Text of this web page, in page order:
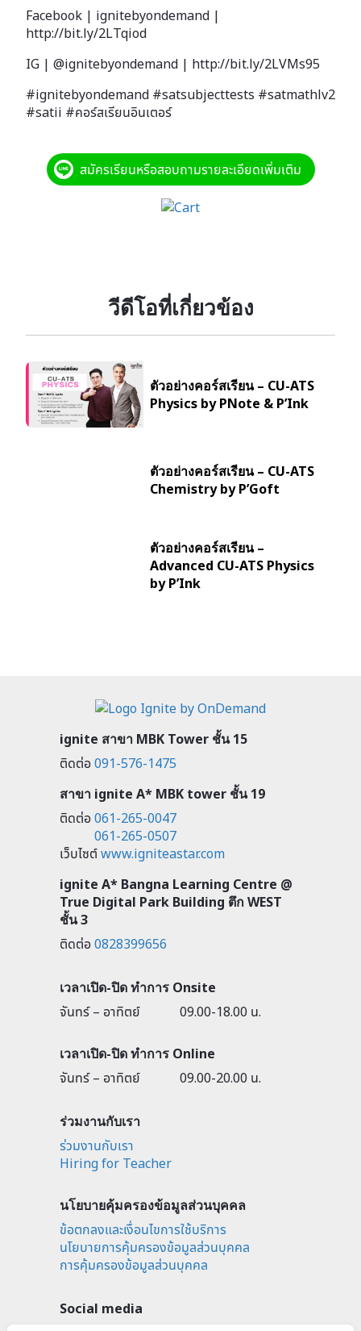
Facebook | ignitebyondemand |
http://bit.ly/2LTqiod
IG | @ignitebyondemand | http://bit.ly/2LVMs95
#ignitebyondemand #satsubjecttests #satmathlv2
#satii #คอร์สเรียนอินเตอร์
สมัครเรียนหรือสอบถามรายละเอียดเพิ่มเติม
วีดีโอที่เกี่ยวข้อง
ตัวอย่างคอร์สเรียน – CU-ATS
Physics by PNote & P’Ink
ตัวอย่างคอร์สเรียน – CU-ATS
Chemistry by P’Goft
ตัวอย่างคอร์สเรียน –
Advanced CU-ATS Physics
by P’Ink
ignite สาขา MBK Tower ชั้น 15
ติดต่อ091-576-1475
สาขา ignite A* MBK tower ชั้น 19
ติดต่อ061-265-0047
061-265-0507
เว็บไซต์www.igniteastar.com
ignite A* Bangna Learning Centre @
True Digital Park Building ตึก WEST
ชั้น 3
ติดต่อ0828399656
เวลาเปิด-ปิด ทำการ Onsite
จันทร์ – อาทิตย์
09.00-18.00 น.
เวลาเปิด-ปิด ทำการ Online
จันทร์ – อาทิตย์
09.00-20.00 น.
ร่วมงานกับเรา
ร่วมงานกับเรา
Hiring for Teacher
นโยบายคุ้มครองข้อมูลส่วนบุคคล
ข้อตกลงและเงื่อนไขการใช้บริการ
นโยบายการคุ้มครองข้อมูลส่วนบุคคล
การคุ้มครองข้อมูลส่วนบุคคล
Social media